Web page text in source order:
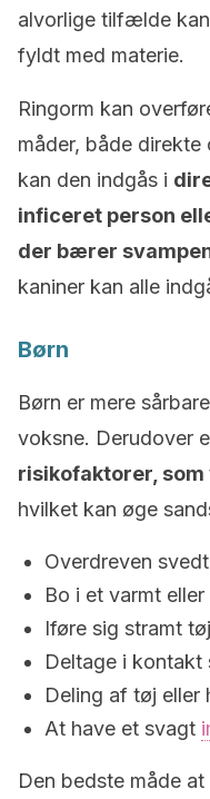
alvorlige tilfælde
fyldt med materie.
Ringorm kan
måder, både direkte
kan den indgås i
inficeret person
der bærer
kaniner kan alle
Børn
Børn er mere
voksne. Derudover
risikofaktorer, som
hvilket kan øge
Overdreven
Bo i et varmt
Iføre sig stramt tøj
Deltage i kontakt
Deling af tøj
At have et svagt
Den bedste måde